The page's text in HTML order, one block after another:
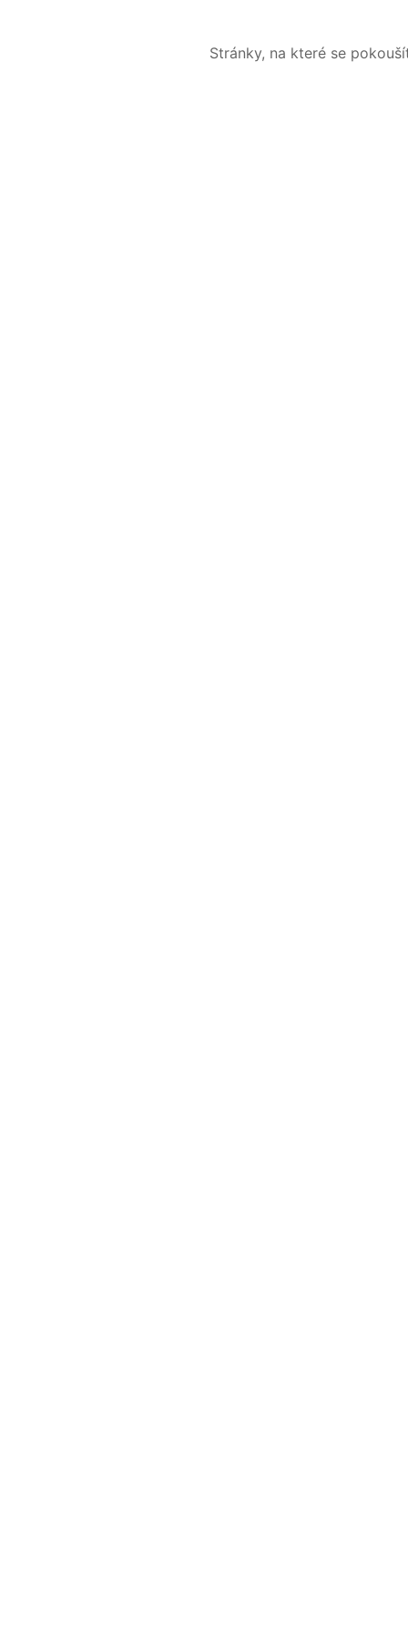
Stránky, na které se